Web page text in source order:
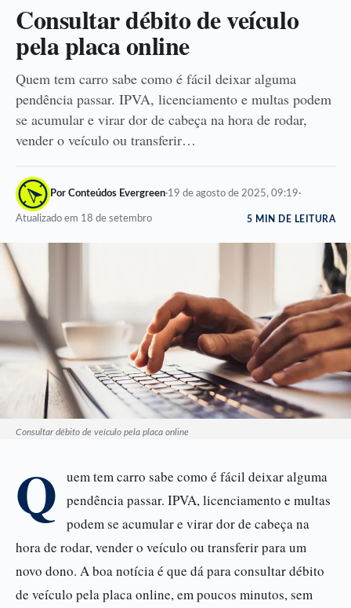
Consultar débito de veículo
pela placa online
Quem tem carro sabe como é fácil deixar alguma
pendência passar. IPVA, licenciamento e multas podem
se acumular e virar dor de cabeça na hora de rodar,
vender o veículo ou transferir…
Por Conteúdos Evergreen·19 de agosto de 2025, 09:19·
Atualizado em 18 de setembro 5 MIN DE LEITURA
Consultar débito de veículo pela placa online
Q
uem tem carro sabe como é fácil deixar alguma
pendência passar. IPVA, licenciamento e multas
podem se acumular e virar dor de cabeça na
hora de rodar, vender o veículo ou transferir para um
novo dono. A boa notícia é que dá para consultar débito
de veículo pela placa online, em poucos minutos, sem